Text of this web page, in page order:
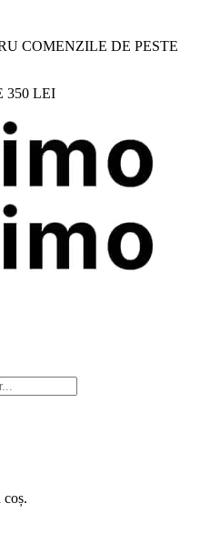
COMENZILE DE PESTE
350 LEI